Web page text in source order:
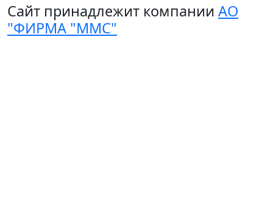
Сайт принадлежит компании АО
"ФИРМА "ММС"